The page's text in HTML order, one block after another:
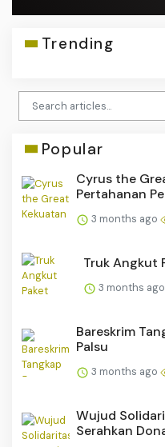
Trending
Popular
Cyrus the
Pertahanan
3 months ago
Truk Angkut
3 months ago
Bareskrim
Palsu
3 months ago
Wujud
Serahkan